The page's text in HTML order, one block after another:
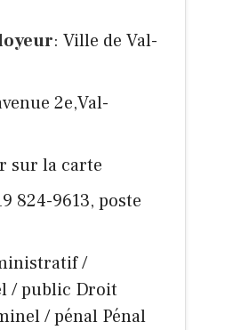
: Ville de Val-
2e,Val-
sur la carte
824-9613, poste
/
/ public Droit
/ pénal Pénal